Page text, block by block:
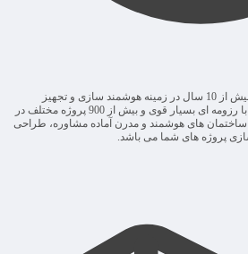
گروه مهندسی هایکا با سابقه ای بیش از 10 سال در زمینه هوشمند سازی و تجهیز
ساختمان های لوکس افتخار دارد با رزومه ای بسیار قوی و بیش از 900 پروژه مختلف در
های هوشمند و مدرن آماده مشاوره، طراحی
پروژه های شما می باشد.